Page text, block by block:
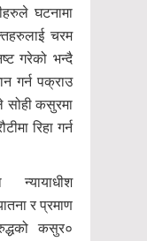
घटनामा
चरम
गरेको भन्दै
गर्न पक्राउ
सोही कसुरमा
रिहा गर्न
र प्रमाण
कसुर०